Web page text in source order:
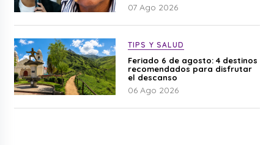
07 Ago 2026
TIPS Y SALUD
Feriado 6 de agosto: 4 destinos
recomendados para disfrutar
el descanso
06 Ago 2026